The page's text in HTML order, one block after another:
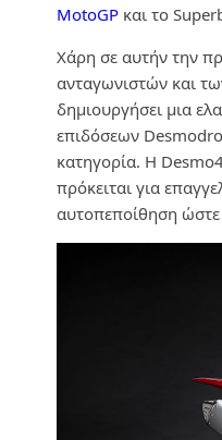
MotoGP και το
Χάρη σε αυτήν την
ανταγωνιστών και
δημιουργήσει μια
επιδόσεων
κατηγορία. Η
πρόκειται για
αυτοπεποίθηση ώστε